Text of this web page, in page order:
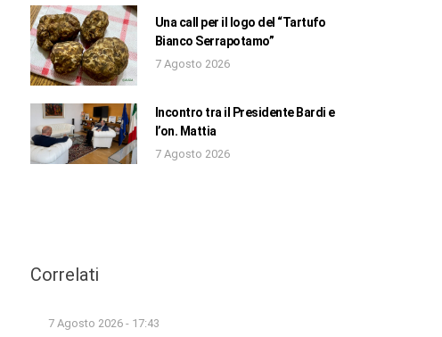
Una call per il logo del “Tartufo
Bianco Serrapotamo”
7 Agosto 2026
Incontro tra il Presidente Bardi e
l’on. Mattia
7 Agosto 2026
Correlati
7 Agosto 2026 - 17:43